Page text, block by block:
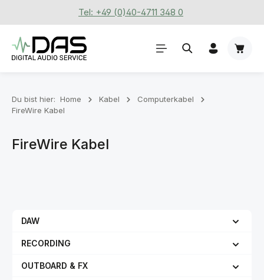
Zum Hauptinhalt springenTel: +49 (0)40-4711 348 0
Du bist hier: Home Kabel
Computerkabel
FireWire Kabel
FireWire Kabel
DAW
RECORDING
OUTBOARD & FX